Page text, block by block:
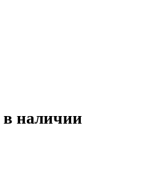
в наличии